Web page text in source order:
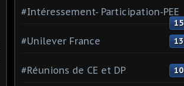
#Intéressement- Participation-PEE
15
#Unilever France 13
#Réunions de CE et DP 10